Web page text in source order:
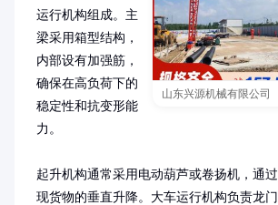
山东兴源机械有限公司
运行机构组成。主
梁采用箱型结构，
内部设有加强筋，
确保在高负荷下的
稳定性和抗变形能
力。
起升机构通常采用电动葫芦或卷扬机，通
现货物的垂直升降。大车运行机构负责龙